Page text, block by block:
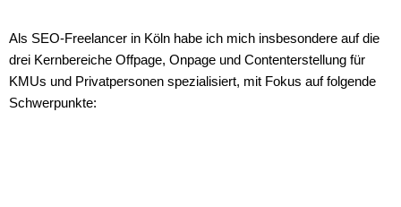
Als SEO-Freelancer in Köln habe ich mich insbesondere auf die
drei Kernbereiche Offpage, Onpage und Contenterstellung für
KMUs und Privatpersonen spezialisiert, mit Fokus auf folgende
Schwerpunkte: